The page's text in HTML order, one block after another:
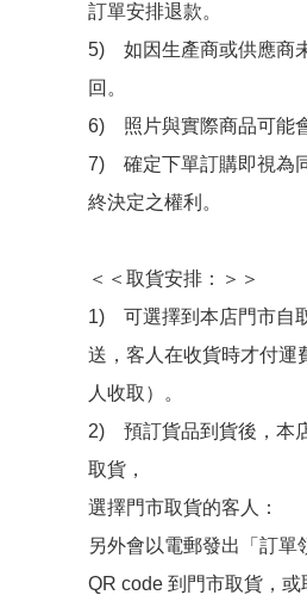
訂單安排退款。
5)　如因生產商或供應商
回。
6)　照片與實際商品可能
7)　確定下單訂購即視為
終決定之權利。
＜＜取貨安排：＞＞
1)　可選擇到本店門市自
送，客人在收貨時才付運
人收取）。
2)　預訂貨品到貨後，本
取貨，
選擇門市取貨的客人：
另外會以電郵發出「訂單
QR code 到門市取貨，